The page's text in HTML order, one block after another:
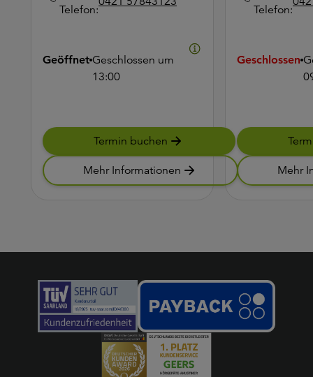
Telefon:
Geöffnet Geschlossen um
13:00
Termin buchen
Mehr Informationen
Telefon:
Geschlossen
Mehr